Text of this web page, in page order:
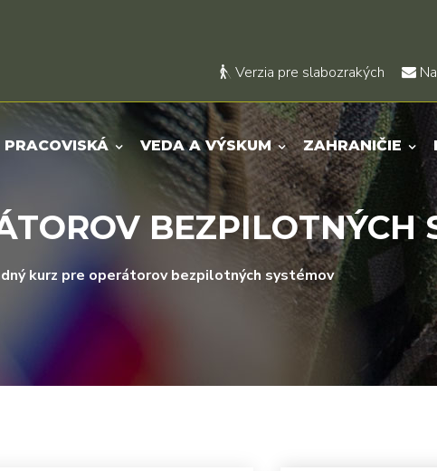
Verzia pre slabozrakých
PRACOVISKÁ VEDA A VÝSKUM ZAHRANIČIE
BEZPILOTNÝCH
kurz pre operátorov bezpilotných systémov